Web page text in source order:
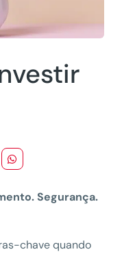
Segurança.
chave quando